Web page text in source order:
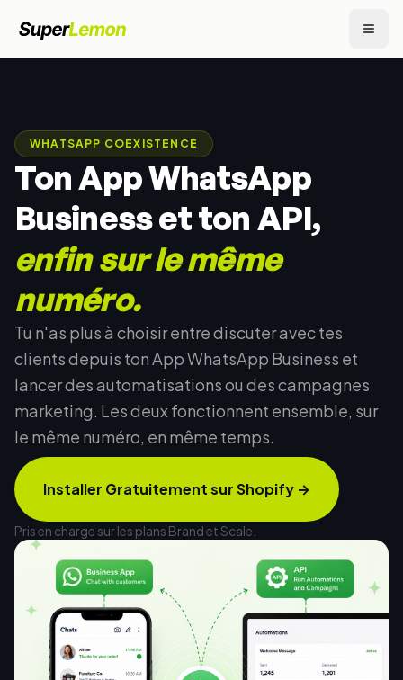
WHATSAPP COEXISTENCE
Ton App WhatsApp
Business et ton API,
enfin sur le même
numéro.
Tu n'as plus à choisir entre discuter avec tes
clients depuis ton App WhatsApp Business et
lancer des automatisations ou des campagnes
marketing. Les deux fonctionnent ensemble, sur
le même numéro, en même temps.
Installer Gratuitement sur Shopify →
Pris en charge sur les plans Brand et Scale.